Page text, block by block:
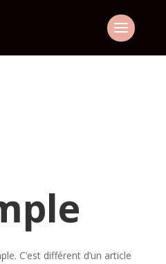
C’est différent d’un article